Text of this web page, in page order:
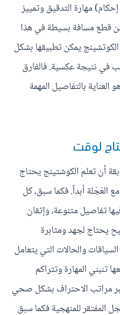
مهارة التدقيق وتمييز
قطع مسافة بسيطة في هذا
يمكن تطبيقها بشكل
في نتيجة عكسية. فالفارق
بالتفاصيل المهمة
لوقت
أن تعلم الكوشتينج يحتاج
العَجَلة أبداً. فكما سبق، كل
تفاصيل متنوعة، وإتقان
يحتاج لجهد ومثابرة
والحالات التي يتعامل
تنبني المهارة وتتراكم
مراتب الاحتراف بشكل صحي
المفتقر للمنهجية فكما سبق